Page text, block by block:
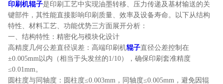
印刷机辊子是印刷工艺中实现油墨转移、压力传递及基材输送的关
键部件，其性能直接影响印刷质量、效率及设备寿命。以下从结构
特性、材料工艺、功能优势三方面展开分析：
一、结构特性：精密化与模块化设计
高精度几何公差直径误差：高端印刷机辊子直径公差控制在
±0.005mm以内（相当于头发丝的1/10），确保印刷套准精度
≤0.01mm。
圆柱度与同轴度：圆柱度≤0.003mm，同轴度≤0.005mm，避免因辊